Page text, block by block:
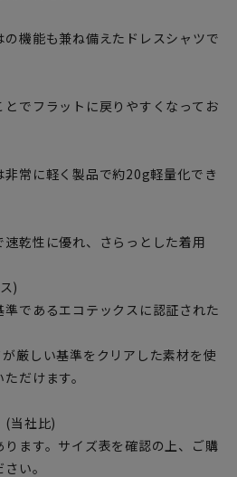
機能も兼ね備えたドレスシャツで
でフラットに戻りやすくなってお
常に軽く製品で約20g軽量化でき
乾性に優れ、さらっとした着用
)
であるエコテックスに認証された
厳しい基準をクリアした素材を使
だけます。
(当社比)
ます。サイズ表を確認の上、ご購
い。